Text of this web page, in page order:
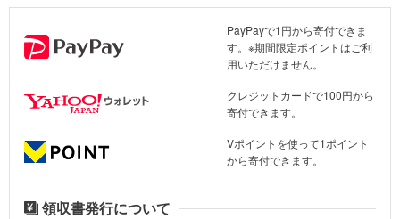
PayPayで1円から寄付できま
す。※期間限定ポイントはご利
用いただけません。
クレジットカードで100円から
寄付できます。
Vポイントを使って1ポイント
から寄付できます。
領収書発行について